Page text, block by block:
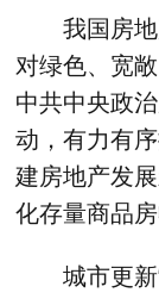
我国房地
对绿色、宽
中共中央政
动，有力有
建房地产发
化存量商品房
城市更新“